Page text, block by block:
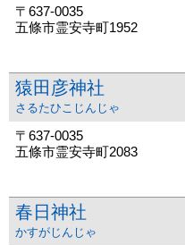
〒637-0035
五條市霊安寺町1952
猿田彦神社
さるたひこじんじゃ
〒637-0035
五條市霊安寺町2083
春日神社
かすがじんじゃ